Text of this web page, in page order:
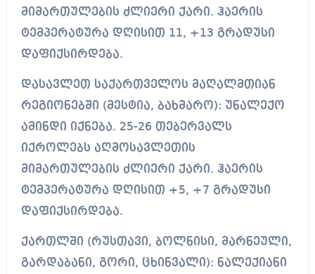
მიმართულების ძლიერი ქარი. ჰაერის
ტემპერატურა დღისით 11, +13 გრადუსი
დაფიქსირდება.
დასავლეთ საქართველოს მაღალმთიან
რეგიონებში (მესტია, ბახმარო): უნალექო
ამინდი იქნება. 25-26 თებერვალს
იქროლებს აღმოსავლეთის
მიმართულების ძლიერი ქარი. ჰაერის
ტემპერატურა დღისით +5, +7 გრადუსი
დაფიქსირდება.
ქართლში (რუსთავი, ბოლნისი, მარნეული,
გარდაბანი, გორი, ცხინვალი): ნალექიანი